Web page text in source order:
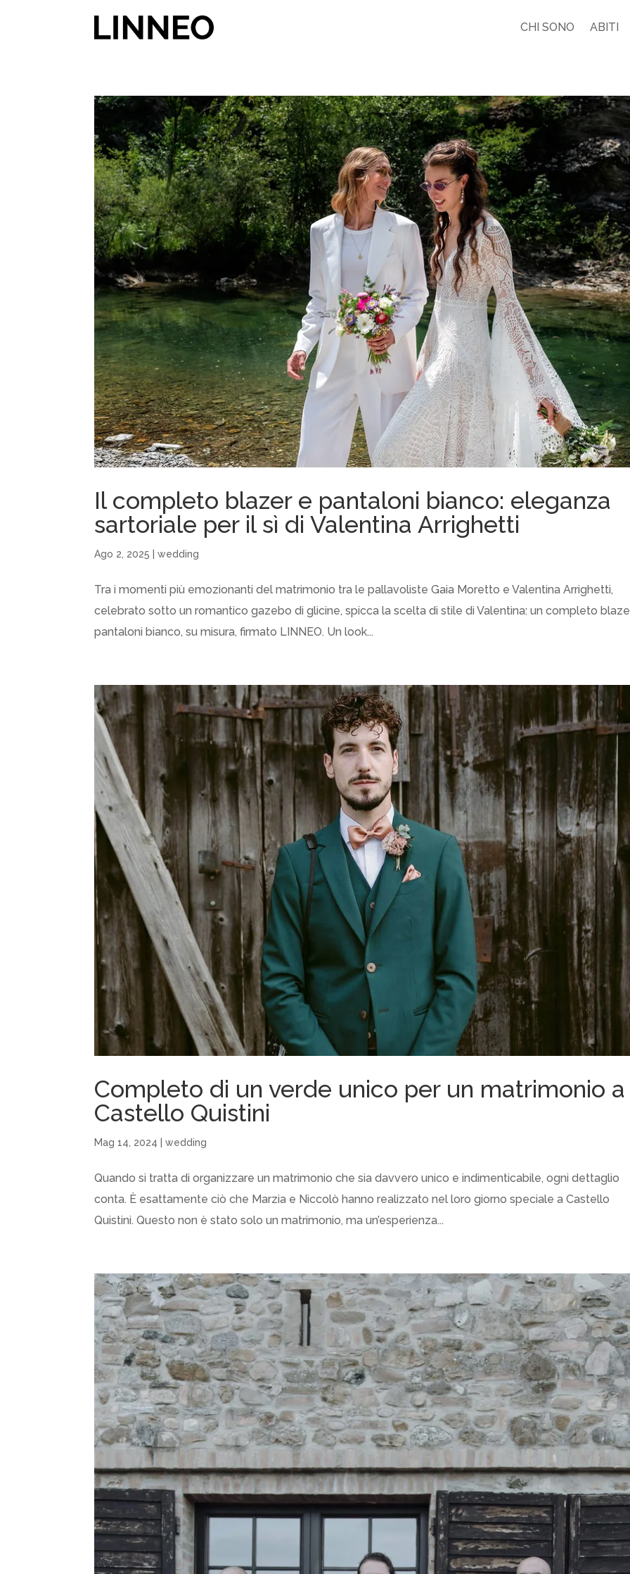
CHI SONO ABITI
Il completo blazer e pantaloni bianco: eleganza
sartoriale per il sì di Valentina Arrighetti
Ago 2, 2025 |wedding
Tra i momenti più emozionanti del matrimonio tra le pallavoliste Gaia Moretto e Valentina Arrighetti,
celebrato sotto un romantico gazebo di glicine, spicca la scelta di stile di Valentina: un completo
pantaloni bianco, su misura, firmato LINNEO. Un look...
Completo di un verde unico per un matrimonio a
Castello Quistini
Mag 14, 2024 |wedding
Quando si tratta di organizzare un matrimonio che sia davvero unico e indimenticabile, ogni dettaglio
conta. È esattamente ciò che Marzia e Niccolò hanno realizzato nel loro giorno speciale a Castello
Quistini. Questo non è stato solo un matrimonio, ma un’esperienza...